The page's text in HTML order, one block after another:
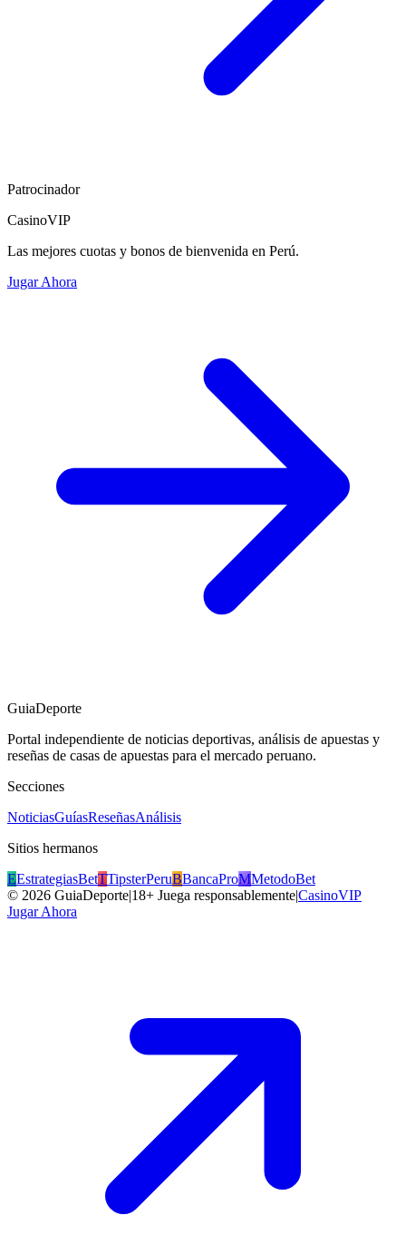
Patrocinador
CasinoVIP
Las mejores cuotas y bonos de bienvenida en Perú.
Jugar Ahora
GuiaDeporte
Portal independiente de noticias deportivas, análisis de apuestas y
reseñas de casas de apuestas para el mercado peruano.
Secciones
NoticiasGuíasReseñasAnálisis
Sitios hermanos
EEstrategiasBetTTipsterPeruBBancaProMMetodoBet
© 2026 GuiaDeporte|18+ Juega responsablemente|CasinoVIP
Jugar Ahora